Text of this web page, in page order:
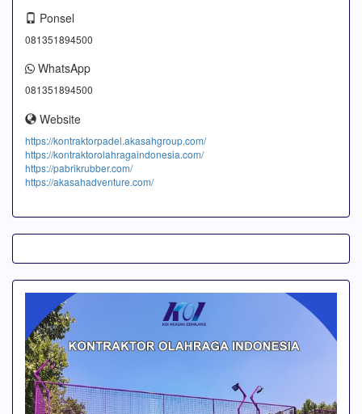
Ponsel
081351894500
WhatsApp
081351894500
Website
https://kontraktorpadel.akasahgroup.com/
https://kontraktorolahragaindonesia.com/
https://pabrikrubber.com/
https://akasahadventure.com/